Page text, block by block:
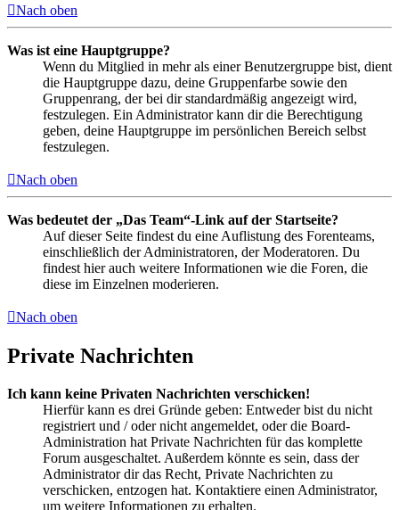
Nach oben
Was ist eine Hauptgruppe?
Wenn du Mitglied in mehr als einer Benutzergruppe bist, dient
die Hauptgruppe dazu, deine Gruppenfarbe sowie den
Gruppenrang, der bei dir standardmäßig angezeigt wird,
festzulegen. Ein Administrator kann dir die Berechtigung
geben, deine Hauptgruppe im persönlichen Bereich selbst
festzulegen.
Nach oben
Was bedeutet der „Das Team“-Link auf der Startseite?
Auf dieser Seite findest du eine Auflistung des Forenteams,
einschließlich der Administratoren, der Moderatoren. Du
findest hier auch weitere Informationen wie die Foren, die
diese im Einzelnen moderieren.
Nach oben
Private Nachrichten
Ich kann keine Privaten Nachrichten verschicken!
Hierfür kann es drei Gründe geben: Entweder bist du nicht
registriert und / oder nicht angemeldet, oder die Board-
Administration hat Private Nachrichten für das komplette
Forum ausgeschaltet. Außerdem könnte es sein, dass der
Administrator dir das Recht, Private Nachrichten zu
verschicken, entzogen hat. Kontaktiere einen Administrator,
um weitere Informationen zu erhalten.